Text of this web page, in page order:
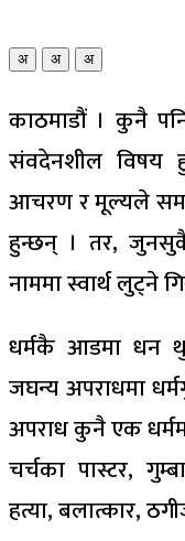
अ अ अ
काठमाडौं । कुनै
संवदेनशील विषय
आचरण र मूल्यले
हुन्छन् । तर,
नाममा स्वार्थ लुट्ने
धर्मकै आडमा धन
जघन्य अपराधमा
अपराध कुनै एक
चर्चका पास्टर,
हत्या, बलात्कार,